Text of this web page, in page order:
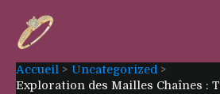
contenu
Accueil
Uncategorized
Exploration des Mailles Chaînes :